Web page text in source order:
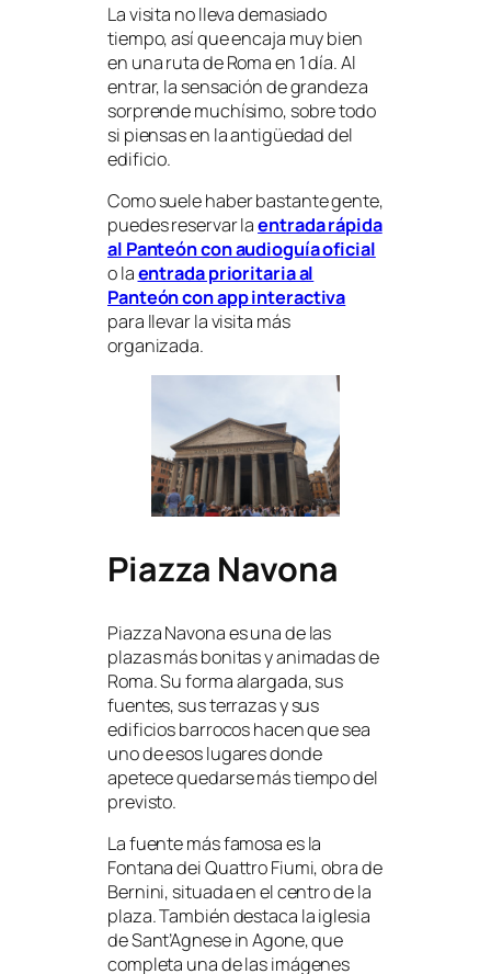
La visita no lleva demasiado
tiempo, así que encaja muy bien
en una ruta de Roma en 1 día. Al
entrar, la sensación de grandeza
sorprende muchísimo, sobre todo
si piensas en la antigüedad del
edificio.
Como suele haber bastante gente,
puedes reservar laentrada rápida
al Panteón con audioguía oficial
o laentrada prioritaria al
Panteón con app interactiva
para llevar la visita más
organizada.
Piazza Navona
Piazza Navona es una de las
plazas más bonitas y animadas de
Roma. Su forma alargada, sus
fuentes, sus terrazas y sus
edificios barrocos hacen que sea
uno de esos lugares donde
apetece quedarse más tiempo del
previsto.
La fuente más famosa es la
Fontana dei Quattro Fiumi, obra de
Bernini, situada en el centro de la
plaza. También destaca la iglesia
de Sant’Agnese in Agone, que
completa una de las imágenes